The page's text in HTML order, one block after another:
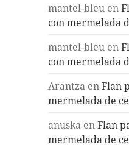
mantel-bleu en
con mermelada
mantel-bleu en
con mermelada
Arantza enFlan
mermelada de
anuska enFlan
mermelada de